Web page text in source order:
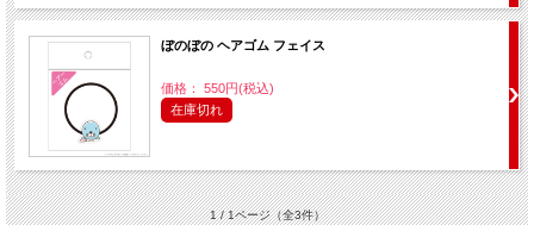
ぼのぼの ヘアゴム フェイス
価格： 550円(税込)
在庫切れ
1 / 1ページ（全3件）